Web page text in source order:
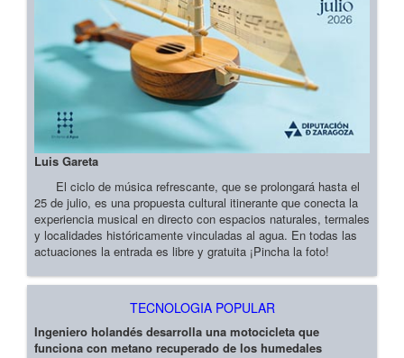
Luis Gareta
El ciclo de música refrescante, que se prolongará hasta el
25 de julio, es una propuesta cultural itinerante que conecta la
experiencia musical en directo con espacios naturales, termales
y localidades históricamente vinculadas al agua. En todas las
actuaciones la entrada es libre y gratuita ¡Pincha la foto!
TECNOLOGIA POPULAR
Ingeniero holandés desarrolla una motocicleta que
funciona con metano recuperado de los humedales